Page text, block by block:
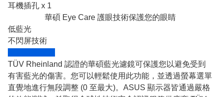
耳機插孔 x 1
華碩 Eye Care 護眼技術保護您的眼睛
低藍光
不閃屏技術
TÜV Rheinland 認證的華碩藍光濾鏡可保護您以避免受到
有害藍光的傷害。您可以輕鬆使用此功能，並透過螢幕選單
直覺地進行無段調整 (0 至最大)。ASUS 顯示器皆通過嚴格